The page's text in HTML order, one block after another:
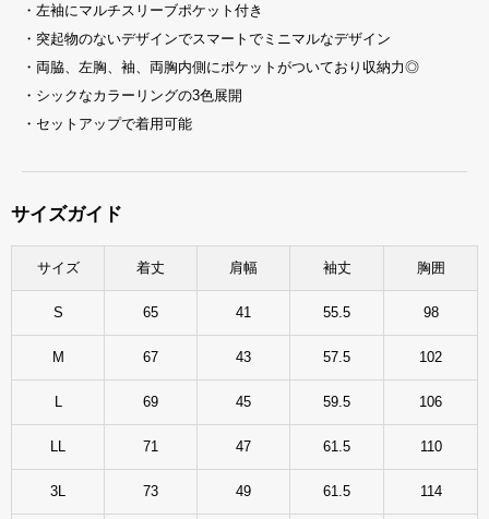
・左袖にマルチスリーブポケット付き
・突起物のないデザインでスマートでミニマルなデザイン
・両脇、左胸、袖、両胸内側にポケットがついており収納力◎
・シックなカラーリングの3色展開
・セットアップで着用可能
サイズガイド
サイズ 着丈 肩幅 袖丈 胸囲
S 65 41 55.5 98
M 67 43 57.5 102
69 45 59.5 106
71 47 61.5 110
3L 73 49 61.5 114